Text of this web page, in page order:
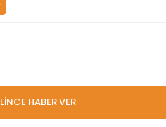
HABER VER